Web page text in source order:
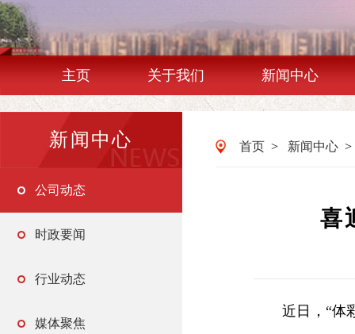
主页 关于我们 新闻中心
新闻中心
公司动态
时政要闻
行业动态
媒体聚焦
首页 > 新闻中心
喜
近日，“体